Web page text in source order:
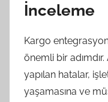
İnceleme
Kargo
önemli bir
yapılan hatalar,
yaşamasına ve